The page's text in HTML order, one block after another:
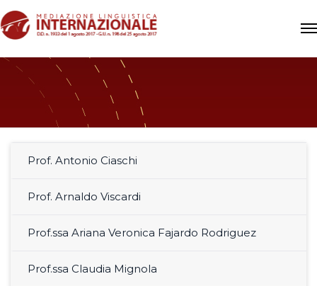
Prof. Antonio Ciaschi
Prof. Arnaldo Viscardi
Prof.ssa Ariana Veronica Fajardo Rodriguez
Prof.ssa Claudia Mignola